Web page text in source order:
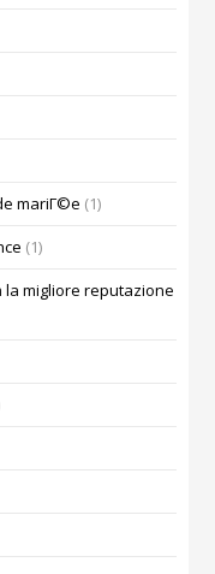
mariГ©e (1)
(1)
migliore reputazione